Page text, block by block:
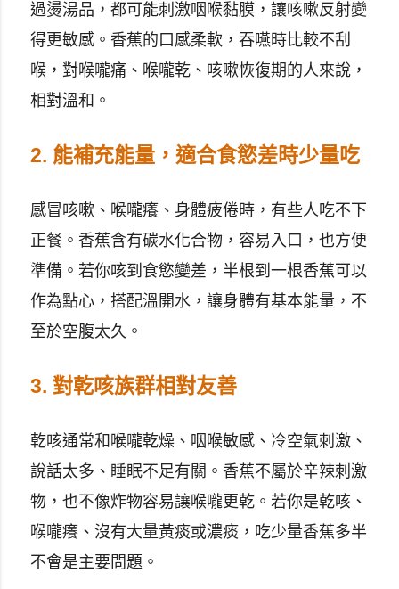
過燙湯品，都可能刺激咽喉黏膜，讓咳嗽反射變
得更敏感。香蕉的口感柔軟，吞嚥時比較不刮
喉，對喉嚨痛、喉嚨乾、咳嗽恢復期的人來說，
相對溫和。
2. 能補充能量，適合食慾差時少量吃
感冒咳嗽、喉嚨癢、身體疲倦時，有些人吃不下
正餐。香蕉含有碳水化合物，容易入口，也方便
準備。若你咳到食慾變差，半根到一根香蕉可以
作為點心，搭配溫開水，讓身體有基本能量，不
至於空腹太久。
3. 對乾咳族群相對友善
乾咳通常和喉嚨乾燥、咽喉敏感、冷空氣刺激、
說話太多、睡眠不足有關。香蕉不屬於辛辣刺激
物，也不像炸物容易讓喉嚨更乾。若你是乾咳、
喉嚨癢、沒有大量黃痰或濃痰，吃少量香蕉多半
不會是主要問題。